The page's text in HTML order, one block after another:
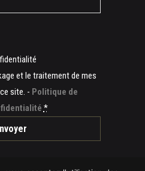
et le traitement de mes
site. - Politique de
*